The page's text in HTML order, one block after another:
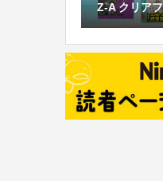
Z-A クリア